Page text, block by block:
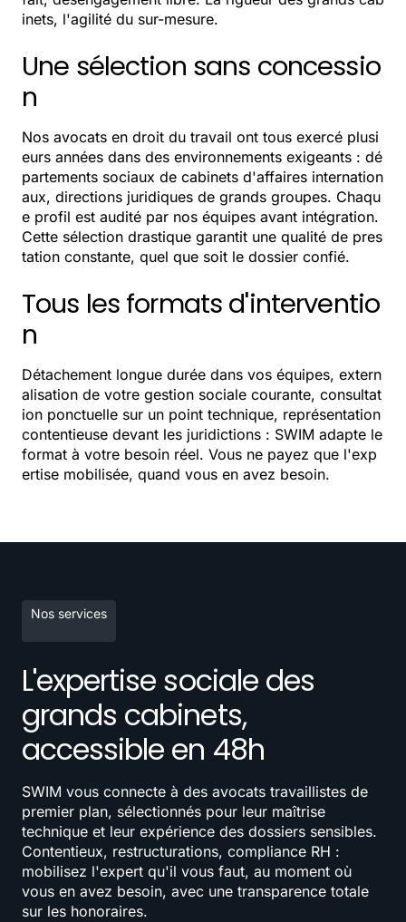
inets, l'agilité du sur-mesure.
Une sélection sans concessio
n
Nos avocats en droit du travail ont tous exercé plusi
eurs années dans des environnements exigeants : dé
partements sociaux de cabinets d'affaires internation
aux, directions juridiques de grands groupes. Chaqu
e profil est audité par nos équipes avant intégration.
Cette sélection drastique garantit une qualité de pres
tation constante, quel que soit le dossier confié.
Tous les formats d'interventio
n
Détachement longue durée dans vos équipes, extern
alisation de votre gestion sociale courante, consultat
ion ponctuelle sur un point technique, représentation
contentieuse devant les juridictions : SWIM adapte le
format à votre besoin réel. Vous ne payez que l'exp
ertise mobilisée, quand vous en avez besoin.
Nos services
L'expertise sociale des
grands cabinets,
accessible en 48h
SWIM vous connecte à des avocats travaillistes de
premier plan, sélectionnés pour leur maîtrise
technique et leur expérience des dossiers sensibles.
Contentieux, restructurations, compliance RH :
mobilisez l'expert qu'il vous faut, au moment où
vous en avez besoin, avec une transparence totale
sur les honoraires.